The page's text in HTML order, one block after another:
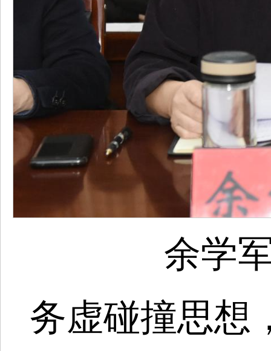
余学
务虚碰撞思想